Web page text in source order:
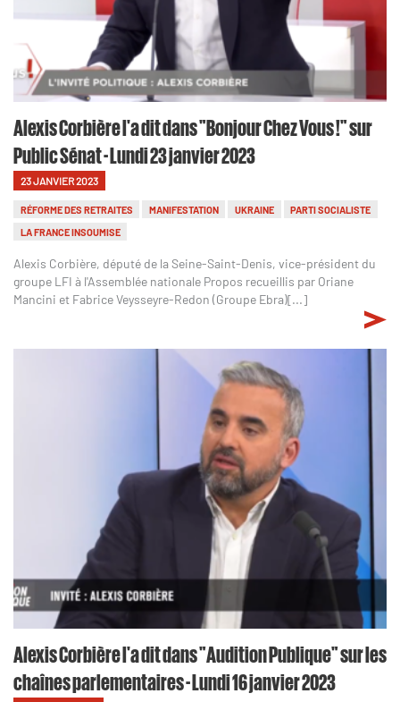
Alexis Corbière l'a dit dans "Bonjour Chez Vous !" sur
Public Sénat - Lundi 23 janvier 2023
23 JANVIER 2023
RÉFORME DES RETRAITES MANIFESTATION UKRAINE
PARTI SOCIALISTE
LA FRANCE INSOUMISE
Alexis Corbière, député de la Seine-Saint-Denis, vice-président du
groupe LFI à l'Assemblée nationale Propos recueillis par Oriane
Mancini et Fabrice Veysseyre-Redon (Groupe Ebra)[...]
Alexis Corbière l'a dit dans "Audition Publique" sur les
chaînes parlementaires - Lundi 16 janvier 2023